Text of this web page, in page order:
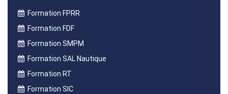
Formation FPRR
Formation FDF
Formation SMPM
Formation SAL Nautique
Formation RT
Formation SIC